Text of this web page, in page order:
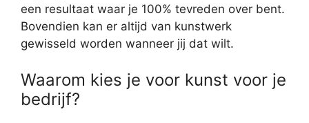
een resultaat waar je 100% tevreden over bent.
Bovendien kan er altijd van kunstwerk
gewisseld worden wanneer jij dat wilt.
Waarom kies je voor kunst voor je
bedrijf?